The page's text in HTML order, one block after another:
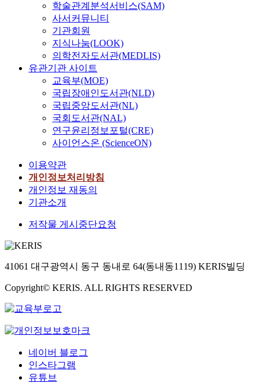
학술관계분석서비스(SAM)
사서커뮤니티
기관회원
지식나눔(LOOK)
의학전자도서관(MEDLIS)
유관기관 사이트
교육부(MOE)
국립장애인도서관(NLD)
국립중앙도서관(NL)
국회도서관(NAL)
연구윤리정보포털(CRE)
사이언스온 (ScienceON)
이용약관
개인정보처리방침
개인정보 재동의
기관소개
저작물 게시중단요청
41061 대구광역시 동구 동내로 64(동내동1119) KERIS빌딩
Copyright© KERIS. ALL RIGHTS RESERVED
네이버 블로그
인스타그램
유튜브